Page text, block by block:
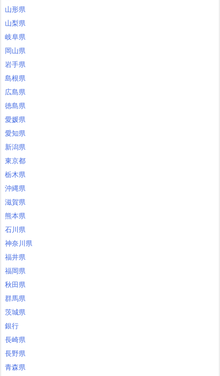
山形県
山梨県
岐阜県
岡山県
岩手県
島根県
広島県
徳島県
愛媛県
愛知県
新潟県
東京都
栃木県
沖縄県
滋賀県
熊本県
石川県
神奈川県
福井県
福岡県
秋田県
群馬県
茨城県
銀行
長崎県
長野県
青森県